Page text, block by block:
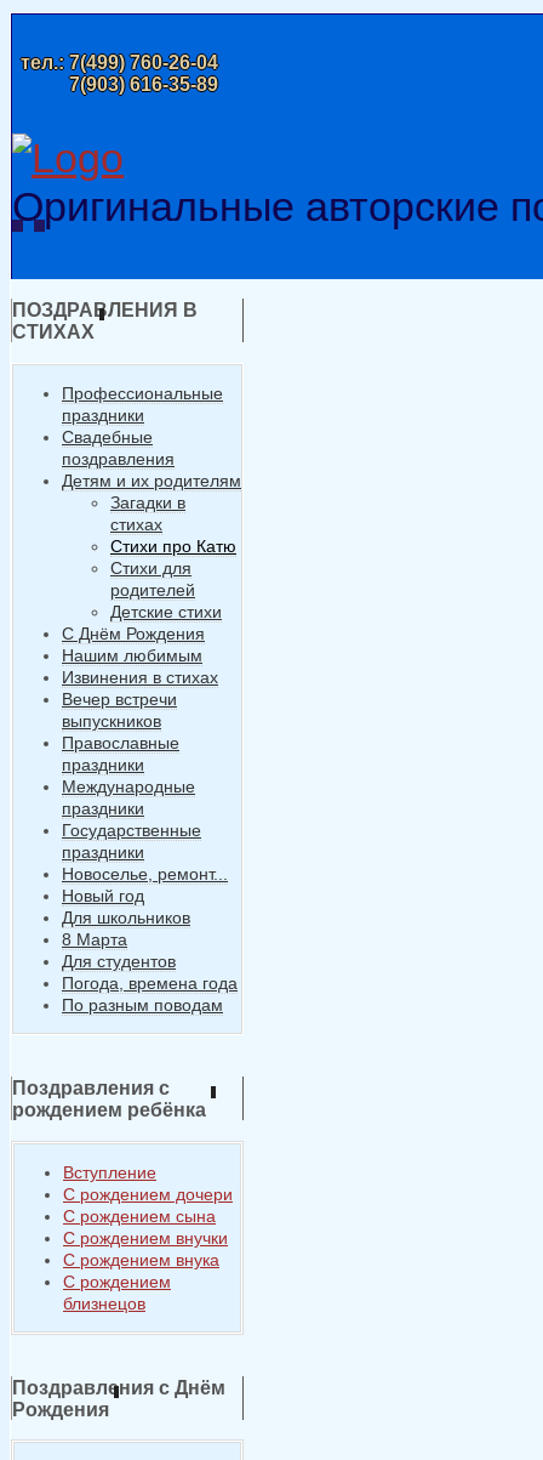
тел.:7(499) 760-26-04
7(903) 616-35-89
Оригинальные авторские
ПОЗДРАВЛЕНИЯ В
СТИХАХ
Профессиональные
праздники
Свадебные
поздравления
Детям и их родителям
Загадки в
стихах
Стихи про Катю
Стихи для
родителей
Детские стихи
С Днём Рождения
Нашим любимым
Извинения в стихах
Вечер встречи
выпускников
Православные
праздники
Международные
праздники
Государственные
праздники
Новоселье, ремонт...
Новый год
Для школьников
8 Марта
Для студентов
Погода, времена года
По разным поводам
Поздравления с
рождением ребёнка
Вступление
С рождением дочери
С рождением сына
С рождением внучки
С рождением внука
С рождением
близнецов
Поздравления с Днём
Рождения